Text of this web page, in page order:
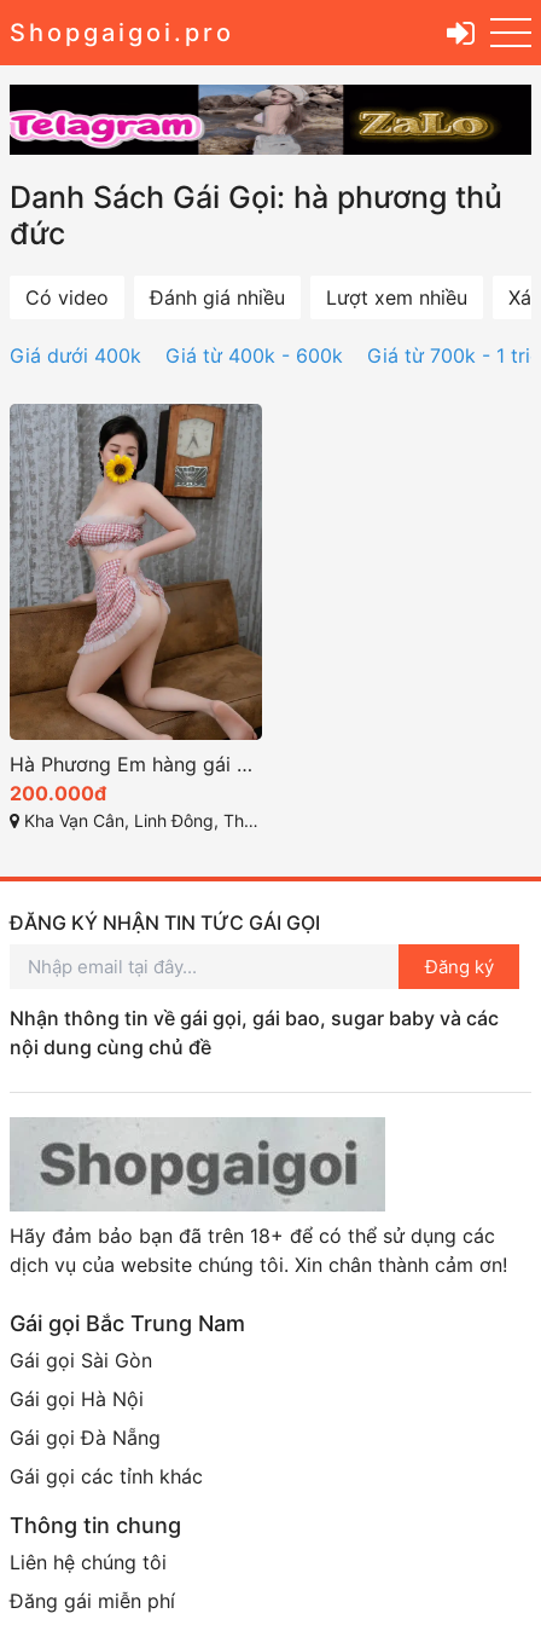
Shopgaigoi.pro
Danh Sách Gái Gọi: hà phương thủ
đức
Có video Đánh giá nhiều Lượt xem nhiều
Giá dưới 400k Giá từ 400k - 600k Giá từ 700k - 1
Hà Phương Em hàng gái gọi thủ đức khá ok, mời anh em check
200.000đ
Kha Vạn Cân, Linh Đông, Thủ Đức, Hồ Chí Minh
ĐĂNG KÝ NHẬN TIN TỨC GÁI GỌI
Đăng ký
Nhận thông tin về gái gọi, gái bao, sugar baby và các
nội dung cùng chủ đề
Hãy đảm bảo bạn đã trên 18+ để có thể sử dụng các
dịch vụ của website chúng tôi. Xin chân thành cảm ơn!
Gái gọi Bắc Trung Nam
Gái gọi Sài Gòn
Gái gọi Hà Nội
Gái gọi Đà Nẵng
Gái gọi các tỉnh khác
Thông tin chung
Liên hệ chúng tôi
Đăng gái miễn phí